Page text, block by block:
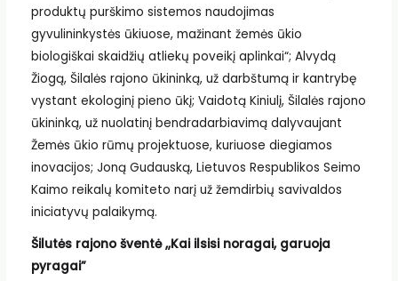
produktų purškimo sistemos naudojimas
gyvulininkystės ūkiuose, mažinant žemės ūkio
biologiškai skaidžių atliekų poveikį aplinkai“; Alvydą
Žiogą, Šilalės rajono ūkininką, už darbštumą ir kantrybę
vystant ekologinį pieno ūkį; Vaidotą Kiniulį, Šilalės rajono
ūkininką, už nuolatinį bendradarbiavimą dalyvaujant
Žemės ūkio rūmų projektuose, kuriuose diegiamos
inovacijos; Joną Gudauską, Lietuvos Respublikos Seimo
Kaimo reikalų komiteto narį už žemdirbių savivaldos
iniciatyvų palaikymą.
Šilutės rajono šventė ,,Kai ilsisi noragai, garuoja
pyragai”